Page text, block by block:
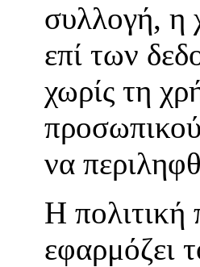
συλλογή, η
επί των
χωρίς τη
να
Η
εφαρμόζει